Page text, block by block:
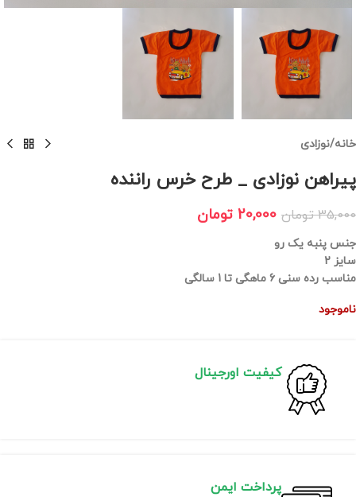
خانه/نوزادی
پیراهن نوزادی _ طرح خرس راننده
35,000 تومان 20,000 تومان
جنس پنبه یک رو
سایز 2
مناسب رده سنی 6 ماهگی تا 1 سالگی
ناموجود
کیفیت اورجینال
پرداخت ایمن